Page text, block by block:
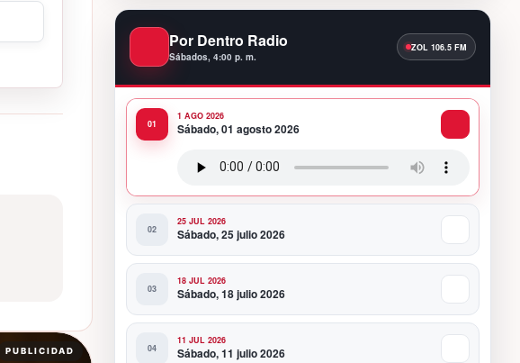
PUBLICIDAD
Presidente Abinader encabeza
estudiantes destacados en concurso de
vocaciones STEM
12:21 AM
MIVHED rompe récord de gestión con 201
licencias de construcción emitidas en
julio; supera en 7 meses licencias de 2025
Juan Luis Guerra está confirmado para
Por Dentro Radio
Sábados, 4:00 p. m.
1 AGO 2026
Sábado, 01 agosto 2026
25 JUL 2026
Sábado, 25 julio 2026
18 JUL 2026
Sábado, 18 julio 2026
11 JUL 2026
Sábado, 11 julio 2026